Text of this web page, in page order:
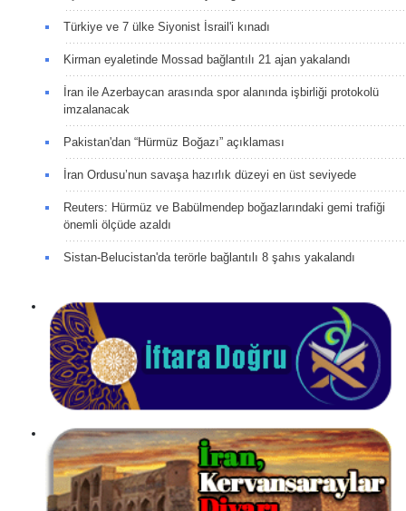
Türkiye ve 7 ülke Siyonist İsrail'i kınadı
Kirman eyaletinde Mossad bağlantılı 21 ajan yakalandı
İran ile Azerbaycan arasında spor alanında işbirliği protokolü
imzalanacak
Pakistan'dan “Hürmüz Boğazı” açıklaması
İran Ordusu’nun savaşa hazırlık düzeyi en üst seviyede
Reuters: Hürmüz ve Babülmendep boğazlarındaki gemi trafiği
önemli ölçüde azaldı
Sistan-Belucistan'da terörle bağlantılı 8 şahıs yakalandı